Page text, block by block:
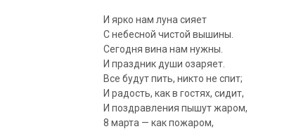
И ярко нам луна сияет
С небесной чистой вышины.
Сегодня вина нам нужны.
И праздник души озаряет.
Все будут пить, никто не спит;
И радость, как в гостях, сидит,
И поздравления пышут жаром,
8 марта — как пожаром,